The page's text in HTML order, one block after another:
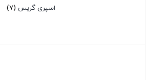
اسپری گریس (7)